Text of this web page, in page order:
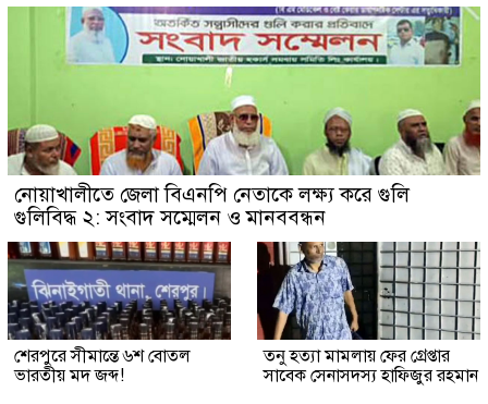
নোয়াখালীতে জেলা বিএনপি নেতাকে লক্ষ্য করে গুলি
গুলিবিদ্ধ ২: সংবাদ সম্মেলন ও মানববন্ধন
শেরপুরে সীমান্তে ৬শ বোতল
ভারতীয় মদ জব্দ!
তনু হত্যা মামলায় ফের গ্রেপ্তার
সাবেক সেনাসদস্য হাফিজুর রহমান